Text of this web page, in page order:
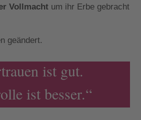
Vollmacht um ihr Erbe gebracht
geändert.
ist gut.
ist besser.“